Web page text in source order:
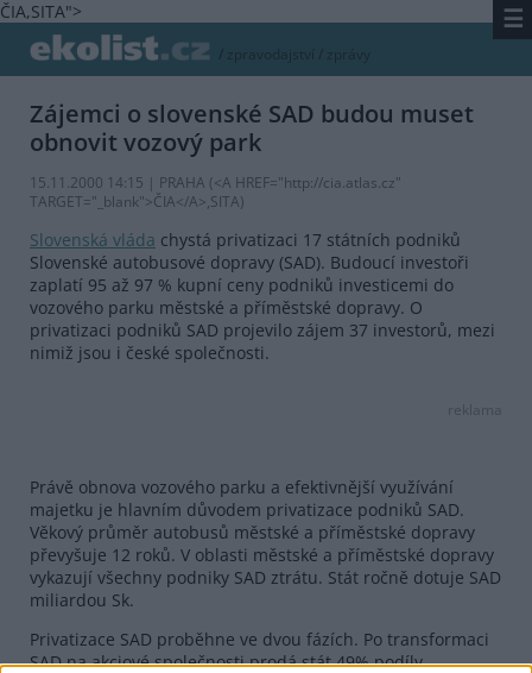
ČIA,SITA">
/ zpravodajství / zprávy
☰
Zájemci o slovenské SAD budou muset
obnovit vozový park
15.11.2000 14:15 | PRAHA (<A HREF="http://cia.atlas.cz"
TARGET="_blank">ČIA</A>,SITA)
Slovenská vláda chystá privatizaci 17 státních podniků
Slovenské autobusové dopravy (SAD). Budoucí investoři
zaplatí 95 až 97 % kupní ceny podniků investicemi do
vozového parku městské a příměstské dopravy. O
privatizaci podniků SAD projevilo zájem 37 investorů, mezi
nimiž jsou i české společnosti.
reklama
Právě obnova vozového parku a efektivnější využívání
majetku je hlavním důvodem privatizace podniků SAD.
Věkový průměr autobusů městské a příměstské dopravy
převyšuje 12 roků. V oblasti městské a příměstské dopravy
vykazují všechny podniky SAD ztrátu. Stát ročně dotuje SAD
miliardou Sk.
Privatizace SAD proběhne ve dvou fázích. Po transformaci
SAD na akciové společnosti prodá stát 49% podíly